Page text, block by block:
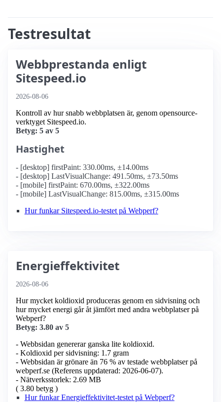
Testresultat
Webbprestanda enligt
Sitespeed.io
2026-08-06
Kontroll av hur snabb webbplatsen är, genom opensource-
verktyget Sitespeed.io.
Betyg: 5 av 5
Hastighet
- [desktop] firstPaint: 330.00ms, ±14.00ms
- [desktop] LastVisualChange: 491.50ms, ±73.50ms
- [mobile] firstPaint: 670.00ms, ±322.00ms
- [mobile] LastVisualChange: 815.00ms, ±315.00ms
Hur funkar Sitespeed.io-testet på Webperf?
Energieffektivitet
2026-08-06
Hur mycket koldioxid produceras genom en sidvisning och
hur mycket energi går åt jämfört med andra webbplatser på
Webperf?
Betyg: 3.80 av 5
- Webbsidan genererar ganska lite koldioxid.
- Koldioxid per sidvisning: 1.7 gram
- Webbsidan är grönare än 76 % av testade webbplatser på
webperf.se (Referens uppdaterad: 2026-06-07).
- Nätverksstorlek: 2.69 MB
( 3.80 betyg )
Hur funkar Energieffektivitet-testet på Webperf?